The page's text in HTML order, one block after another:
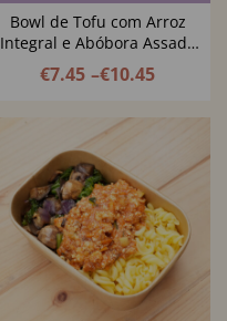
Bowl de Tofu com Arroz
Integral e Abóbora Assada
com Legumes Balsâmicos,
Queijo Creme de Caju e
€7.45 –€10.45